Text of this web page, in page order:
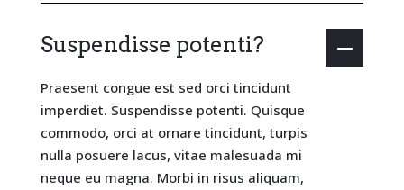
Suspendisse potenti?
Praesent congue est sed orci tincidunt
imperdiet. Suspendisse potenti. Quisque
commodo, orci at ornare tincidunt, turpis
nulla posuere lacus, vitae malesuada mi
neque eu magna. Morbi in risus aliquam,